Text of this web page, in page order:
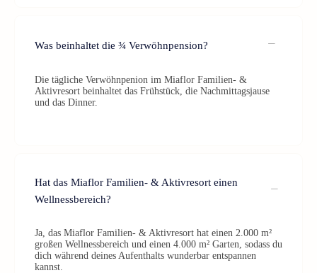
Was beinhaltet die ¾ Verwöhnpension?
Die tägliche Verwöhnpenion im Miaflor Familien- &
Aktivresort beinhaltet das Frühstück, die Nachmittagsjause
und das Dinner.
Hat das Miaflor Familien- & Aktivresort einen
Wellnessbereich?
Ja, das Miaflor Familien- & Aktivresort hat einen 2.000 m²
großen Wellnessbereich und einen 4.000 m² Garten, sodass du
dich während deines Aufenthalts wunderbar entspannen
kannst.